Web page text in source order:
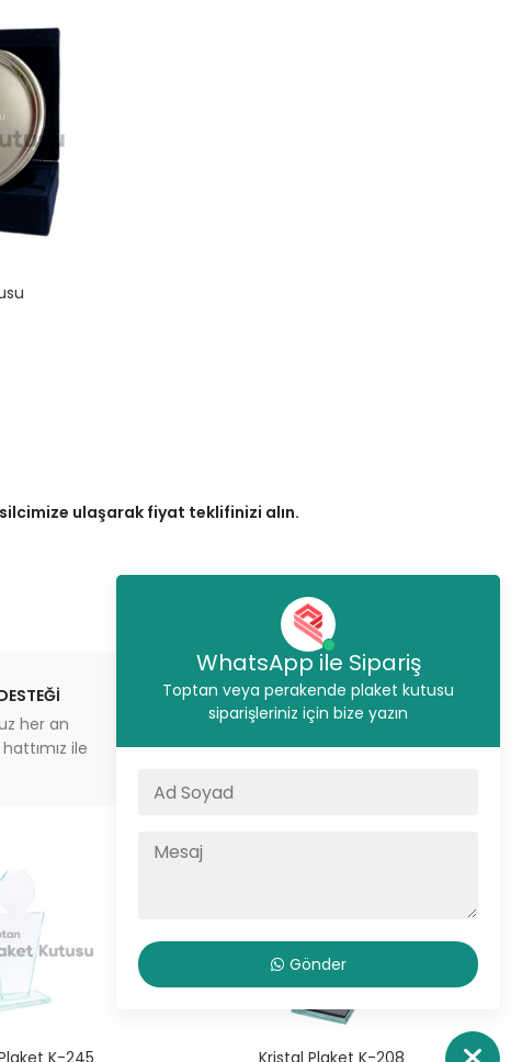
ulaşarak fiyat teklifinizi alın.
her an
ile
STOKTAN GÖNDERİM
İstanbul’da aynı gün sevkiyat
veya depodan teslimat imkanı
K-245 Kristal Plaket K-208
WhatsApp ile Sipariş
Toptan veya perakende plaket kutusu
siparişleriniz için bize yazın
Gönder